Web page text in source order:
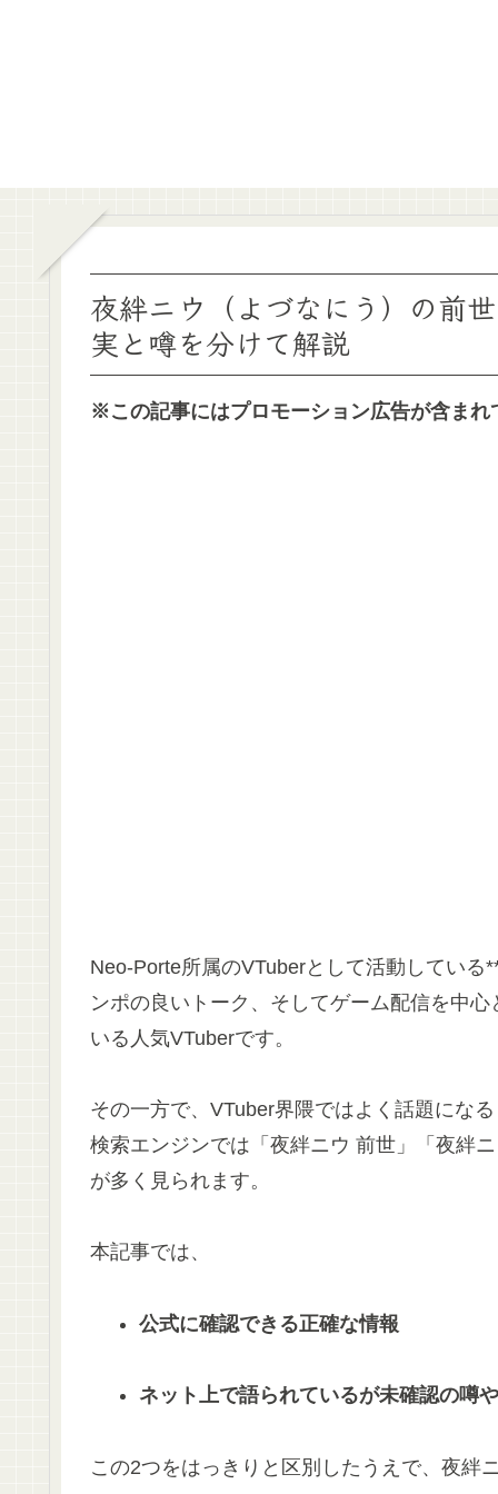
夜絆ニウ（よづなにう）の前
実と噂を分けて解説
※この記事にはプロモーション広告が含まれ
Neo-Porte所属のVTuberとして活動してい
ンポの良いトーク、そしてゲーム配信を中
いる人気VTuberです。
その一方で、VTuber界隈ではよく話題にな
検索エンジンでは「夜絆ニウ 前世」「夜絆
が多く見られます。
本記事では、
公式に確認できる正確な情報
ネット上で語られているが未確認の噂
この2つをはっきりと区別したうえで、夜絆